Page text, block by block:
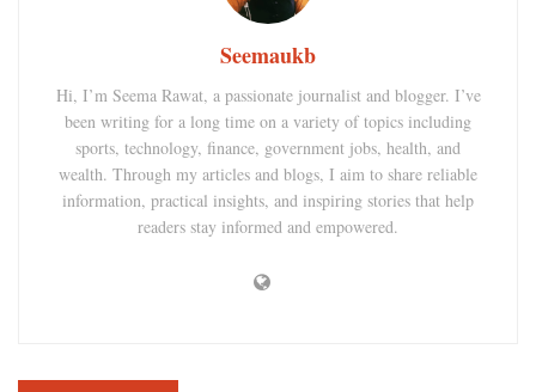
Seemaukb
Hi, I’m Seema Rawat, a passionate journalist and blogger. I’ve
been writing for a long time on a variety of topics including
sports, technology, finance, government jobs, health, and
wealth. Through my articles and blogs, I aim to share reliable
information, practical insights, and inspiring stories that help
readers stay informed and empowered.